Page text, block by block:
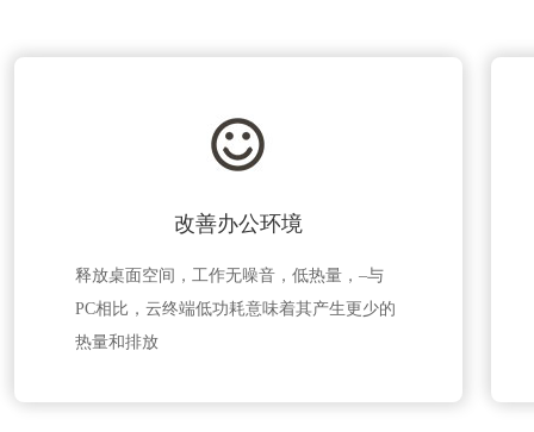
改善办公环境
释放桌面空间，工作无噪音，低热量，–与
PC相比，云终端低功耗意味着其产生更少的
热量和排放